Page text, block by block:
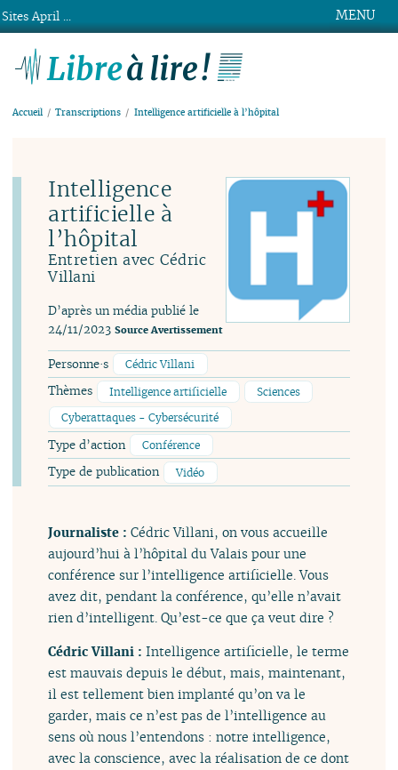
MENU
Accueil Transcriptions Intelligence artificielle à l’hôpital
Intelligence
artificielle à
l’hôpital
Entretien avec Cédric
Villani
D’après un média publié le
24/11/2023 Source Avertissement
Personne·s Cédric Villani
Thèmes Intelligence artificielle
Sciences
Cyberattaques - Cybersécurité
Type d’action Conférence
Type de publication Vidéo
Journaliste :Cédric Villani, on vous accueille
aujourd’hui à l’hôpital du Valais pour une
conférence sur l’intelligence artificielle. Vous
avez dit, pendant la conférence, qu’elle n’avait
rien d’intelligent. Qu’est-ce que ça veut dire ?
Cédric Villani :Intelligence artificielle, le terme
est mauvais depuis le début, mais, maintenant,
il est tellement bien implanté qu’on va le
garder, mais ce n’est pas de l’intelligence au
sens où nous l’entendons : notre intelligence,
avec la conscience, avec la réalisation de ce dont
Sites April ...